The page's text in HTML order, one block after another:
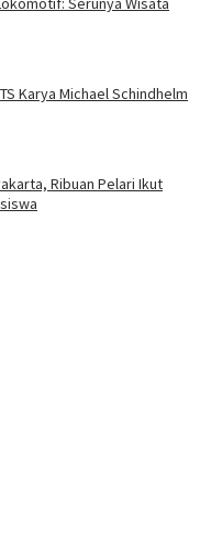
Karya Michael Schindhelm
Ribuan Pelari Ikut